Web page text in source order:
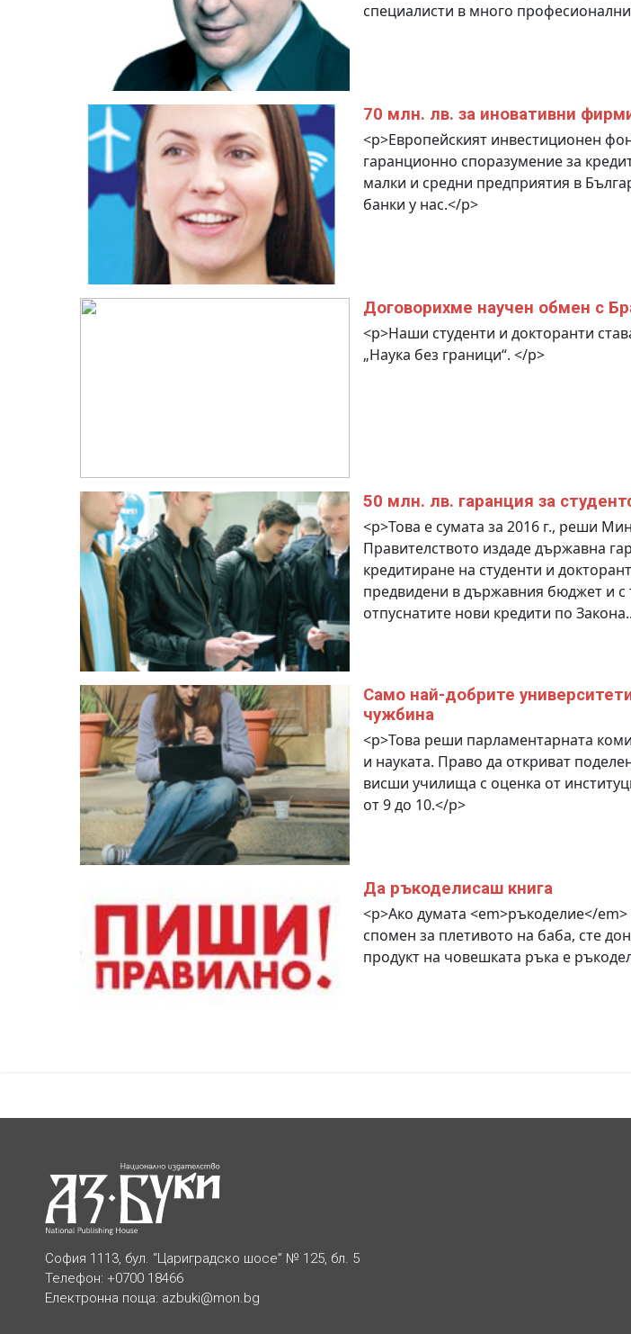
специалисти в много
70 млн. лв. за иновативни
<p>Европейският инвестиционен
гаранционно споразумение за
малки и средни предприятия в
банки у нас.</p>
Договорихме научен обмен с
<p>Наши студенти и докторанти
„Наука без граници“. </p>
50 млн. лв. гаранция за
<p>Това е сумата за 2016 г., реши
Правителството издаде държавна
кредитиране на студенти и
предвидени в държавния бюджет и с
отпуснатите нови кредити по
Само най-добрите
чужбина
<p>Това реши парламентарната
и науката. Право да откриват
висши училища с оценка от
от 9 до 10.</p>
Да ръкоделисаш книга
<p>Ако думата <em>ръкоделие</em>
спомен за плетивото на баба, сте
продукт на човешката ръка е
София 1113, бул. “Цариградско шосе” № 125, бл. 5
Телефон: +0700 18466
Електронна поща: azbuki@mon.bg